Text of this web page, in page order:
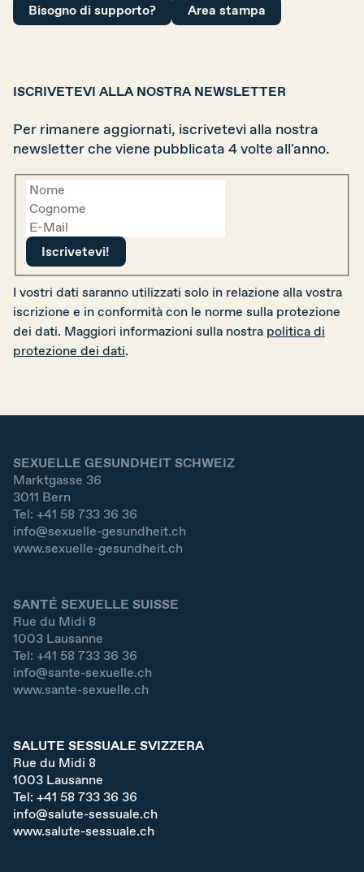
Bisogno di supporto?
Area stampa
ISCRIVETEVI ALLA NOSTRA NEWSLETTER
Per rimanere aggiornati, iscrivetevi alla nostra
newsletter che viene pubblicata 4 volte all'anno.
I vostri dati saranno utilizzati solo in relazione alla vostra
iscrizione e in conformità con le norme sulla protezione
dei dati. Maggiori informazioni sulla nostra politica di
protezione dei dati.
SEXUELLE GESUNDHEIT SCHWEIZ
Marktgasse 36
3011 Bern
Tel: +41 58 733 36 36
info@sexuelle-gesundheit.ch
www.sexuelle-gesundheit.ch
SANTÉ SEXUELLE SUISSE
Rue du Midi 8
1003 Lausanne
Tel: +41 58 733 36 36
info@sante-sexuelle.ch
www.sante-sexuelle.ch
SALUTE SESSUALE SVIZZERA
Rue du Midi 8
1003 Lausanne
Tel: +41 58 733 36 36
info@salute-sessuale.ch
www.salute-sessuale.ch